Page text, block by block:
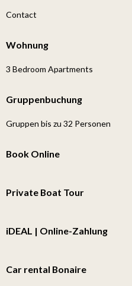
Contact
Wohnung
3 Bedroom Apartments
Gruppenbuchung
Gruppen bis zu 32 Personen
Book Online
Private Boat Tour
iDEAL | Online-Zahlung
Car rental Bonaire